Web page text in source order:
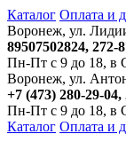
Каталог Оплата и
Воронеж, ул.
89507502824, 272-
Пн-Пт с 9 до 18, в
Воронеж, ул.
+7 (473) 280-29-04,
Пн-Пт с 9 до 18, в
Каталог Оплата и